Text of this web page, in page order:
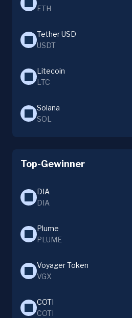
ETH
Tether USD
USDT
Litecoin
LTC
Solana
SOL
Top-Gewinner
DIA
DIA
Plume
PLUME
Voyager Token
VGX
COTI
COTI